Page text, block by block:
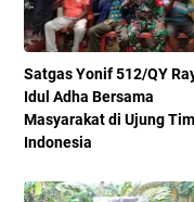
Satgas Yonif 512/QY
Idul Adha Bersama
Masyarakat di Ujung
Indonesia